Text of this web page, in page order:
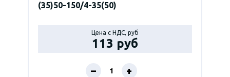
(35)50-150/4-35(50)
Цена с НДС, руб
113 руб
– +